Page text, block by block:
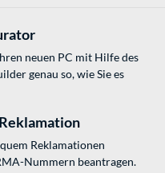
neuen PC mit Hilfe des
genau so, wie Sie es
Reklamationen
Nummern beantragen.